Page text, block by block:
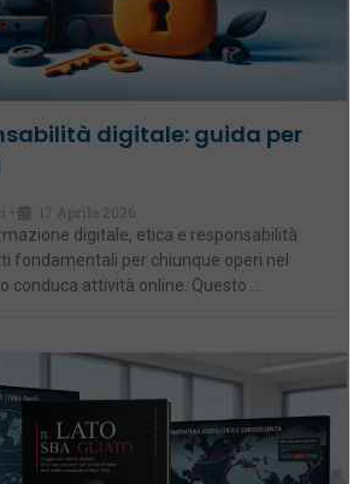
digitale: guida per
•
17 Aprile 2026
digitale, etica e responsabilità
fondamentali per chiunque operi nel
conduca attività online. Questo …